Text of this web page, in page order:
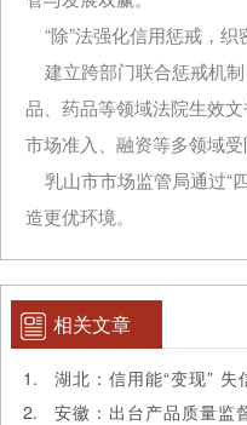
“除”法强化信用惩戒，织
建立跨部门联合惩戒机
品、药品等领域法院生效
市场准入、融资等多领域受
乳山市市场监管局通过“
造更优环境。
相关文章
湖北：信用能“变现” 失
安徽：出台产品质量监